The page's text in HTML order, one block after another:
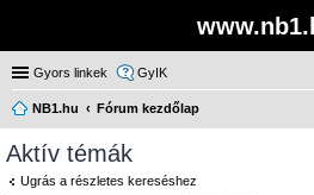
Gyors linkek GyIK
NB1.hu
Fórum kezdőlap
Aktív témák
Ugrás a részletes kereséshez